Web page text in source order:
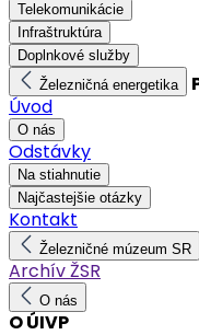
Telekomunikácie
Infraštruktúra
Doplnkové služby
Železničná energetika
Úvod
O nás
Odstávky
Na stiahnutie
Najčastejšie otázky
Kontakt
Železničné múzeum SR
Archív ŽSR
O nás
O ÚIVP